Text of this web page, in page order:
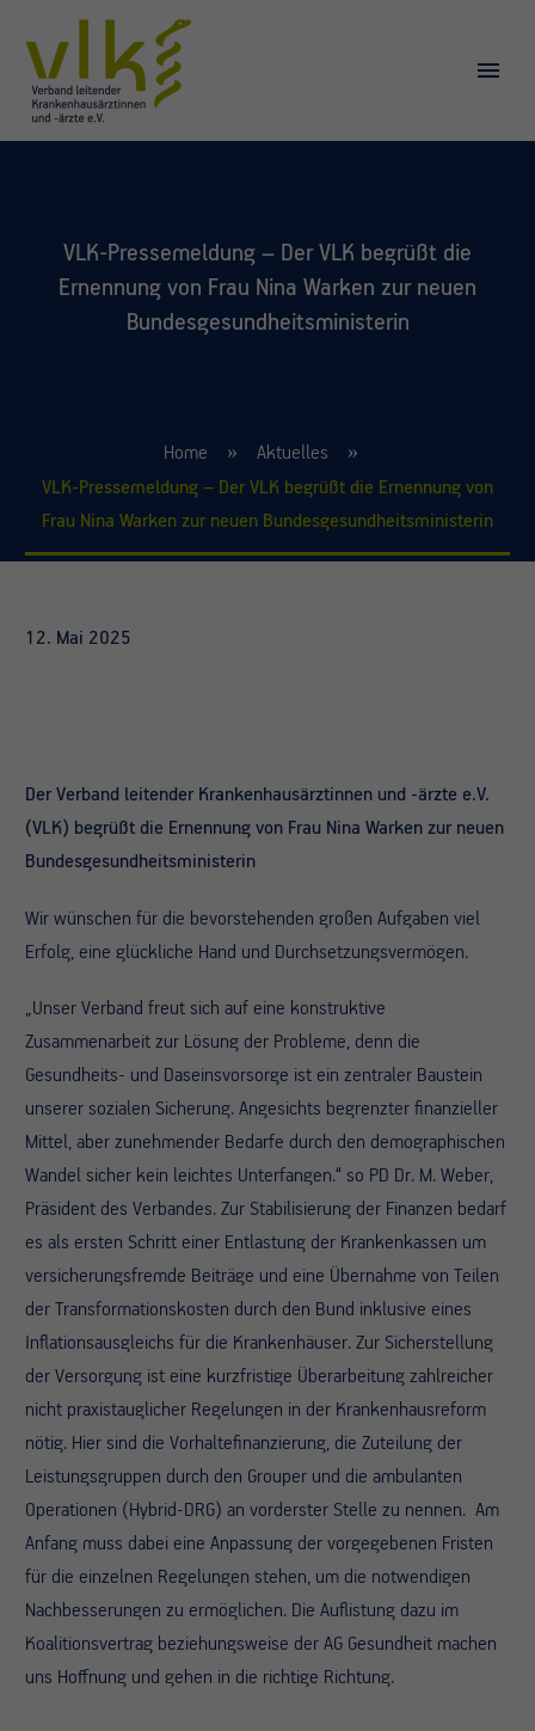
VLK-Pressemeldung – Der VLK begrüßt die
Ernennung von Frau Nina Warken zur neuen
Bundesgesundheitsministerin
Home
Aktuelles
VLK-Pressemeldung – Der VLK begrüßt die Ernennung von
Frau Nina Warken zur neuen Bundesgesundheitsministerin
12. Mai 2025
Der Verband leitender Krankenhausärztinnen und -ärzte e.V.
(VLK) begrüßt die Ernennung von Frau Nina Warken zur neuen
Bundesgesundheitsministerin
Wir wünschen für die bevorstehenden großen Aufgaben viel
Erfolg, eine glückliche Hand und Durchsetzungsvermögen.
„Unser Verband freut sich auf eine konstruktive
Zusammenarbeit zur Lösung der Probleme, denn die
Gesundheits- und Daseinsvorsorge ist ein zentraler Baustein
unserer sozialen Sicherung. Angesichts begrenzter finanzieller
Mittel, aber zunehmender Bedarfe durch den demographischen
Wandel sicher kein leichtes Unterfangen.“ so PD Dr. M. Weber,
Präsident des Verbandes. Zur Stabilisierung der Finanzen bedarf
es als ersten Schritt einer Entlastung der Krankenkassen um
versicherungsfremde Beiträge und eine Übernahme von Teilen
der Transformationskosten durch den Bund inklusive eines
Inflationsausgleichs für die Krankenhäuser. Zur Sicherstellung
der Versorgung ist eine kurzfristige Überarbeitung zahlreicher
nicht praxistauglicher Regelungen in der Krankenhausreform
nötig. Hier sind die Vorhaltefinanzierung, die Zuteilung der
Leistungsgruppen durch den Grouper und die ambulanten
Operationen (Hybrid-DRG) an vorderster Stelle zu nennen. Am
Anfang muss dabei eine Anpassung der vorgegebenen Fristen
für die einzelnen Regelungen stehen, um die notwendigen
Nachbesserungen zu ermöglichen. Die Auflistung dazu im
Koalitionsvertrag beziehungsweise der AG Gesundheit machen
uns Hoffnung und gehen in die richtige Richtung.